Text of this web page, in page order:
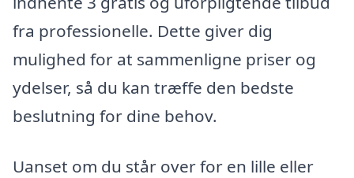
fra professionelle. Dette giver dig
mulighed for at sammenligne priser og
ydelser, så du kan træffe den bedste
beslutning for dine behov.
Uanset om du står over for en lille eller